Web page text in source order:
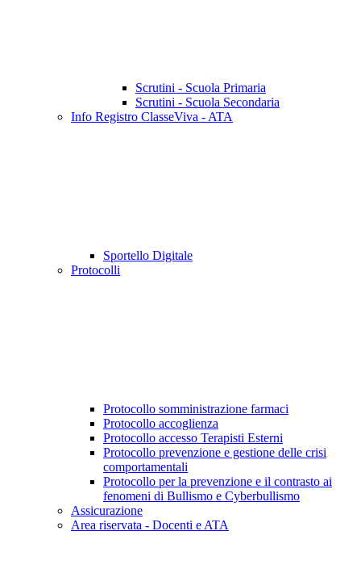
Scrutini - Scuola Primaria
Scrutini - Scuola Secondaria
Info Registro ClasseViva - ATA
Sportello Digitale
Protocolli
Protocollo somministrazione farmaci
Protocollo accoglienza
Protocollo accesso Terapisti Esterni
Protocollo prevenzione e gestione delle crisi
comportamentali
Protocollo per la prevenzione e il contrasto ai
fenomeni di Bullismo e Cyberbullismo
Assicurazione
Area riservata - Docenti e ATA